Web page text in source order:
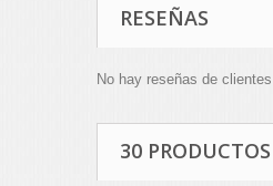
RESEÑAS
No hay reseñas de
30